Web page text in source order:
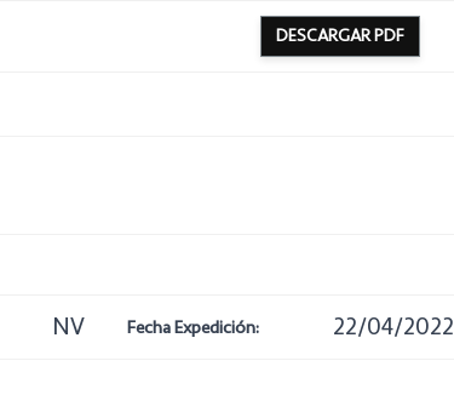
DESCARGAR PDF
NV Fecha Expedición: 22/04/2022